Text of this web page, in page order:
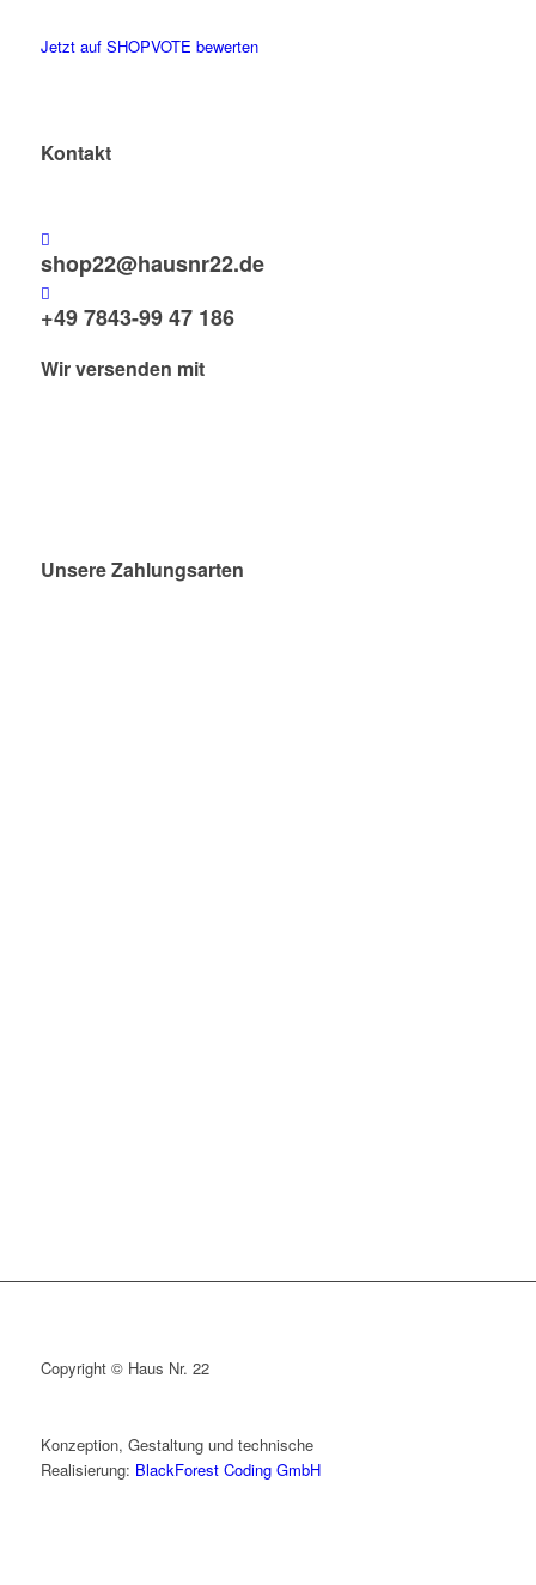
Jetzt auf SHOPVOTE bewerten
Kontakt
shop22@hausnr22.de
+49 7843-99 47 186
Wir versenden mit
Unsere Zahlungsarten
Copyright © Haus Nr. 22
Konzeption, Gestaltung und technische
Realisierung: BlackForest Coding GmbH